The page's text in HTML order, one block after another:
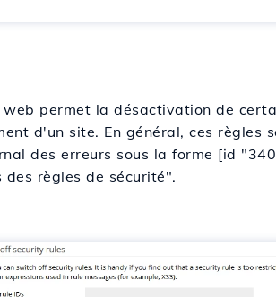
permet la désactivation de
d'un site. En général, ces règles
des erreurs sous la forme [id
des règles de sécurité".